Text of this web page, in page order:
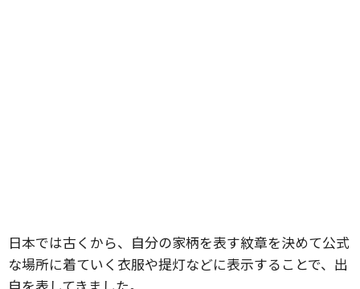
日本では古くから、自分の家柄を表す紋章を決めて公式
な場所に着ていく衣服や提灯などに表示することで、出